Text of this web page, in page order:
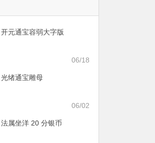
开元通宝容弱大字版
06/18
光绪通宝雕母
06/02
法属坐洋 20 分银币